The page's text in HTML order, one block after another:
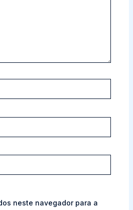
neste navegador para a